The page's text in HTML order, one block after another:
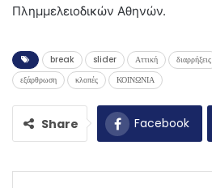
Πλημμελειοδικών Αθηνών.
break slider Αττική διαρρήξεις
εξάρθρωση
κλοπές ΚΟΙΝΩΝΙΑ
Share Facebook